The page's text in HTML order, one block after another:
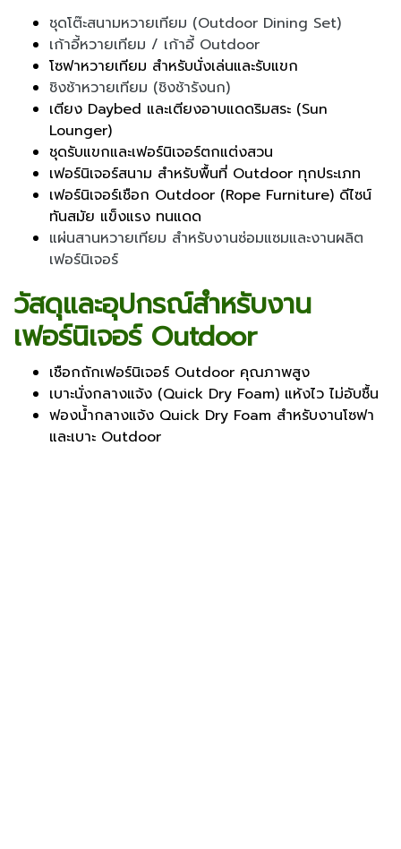
ชุดโต๊ะสนามหวายเทียม (Outdoor Dining Set)
เก้าอี้หวายเทียม / เก้าอี้ Outdoor
โซฟาหวายเทียม สำหรับนั่งเล่นและรับแขก
ชิงช้าหวายเทียม (ชิงช้ารังนก)
เตียง Daybed และเตียงอาบแดดริมสระ (Sun
Lounger)
ชุดรับแขกและเฟอร์นิเจอร์ตกแต่งสวน
เฟอร์นิเจอร์สนาม สำหรับพื้นที่ Outdoor ทุกประเภท
เฟอร์นิเจอร์เชือก Outdoor (Rope Furniture) ดีไซน์
ทันสมัย แข็งแรง ทนแดด
แผ่นสานหวายเทียม สำหรับงานซ่อมแซมและงานผลิต
เฟอร์นิเจอร์
วัสดุและอุปกรณ์สำหรับงาน
เฟอร์นิเจอร์ Outdoor
เชือกถักเฟอร์นิเจอร์ Outdoor คุณภาพสูง
เบาะนั่งกลางแจ้ง (Quick Dry Foam) แห้งไว ไม่อับชื้น
ฟองน้ำกลางแจ้ง Quick Dry Foam สำหรับงานโซฟา
และเบาะ Outdoor